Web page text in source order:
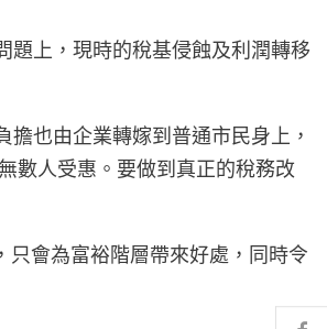
題上，現時的稅基侵蝕及利潤轉移
也由企業轉嫁到普通市民身上，
數人受惠。要做到真正的稅務改
只會為富裕階層帶來好處，同時令